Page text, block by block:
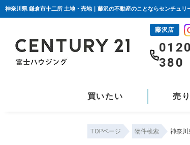
神奈川県 鎌倉市十二所 土地・売地｜藤沢の不動産のことならセンチュリ
藤沢店
380
買いたい 売
TOPページ 物件検索 神奈川